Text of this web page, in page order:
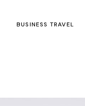
BUSINESS TRAVEL